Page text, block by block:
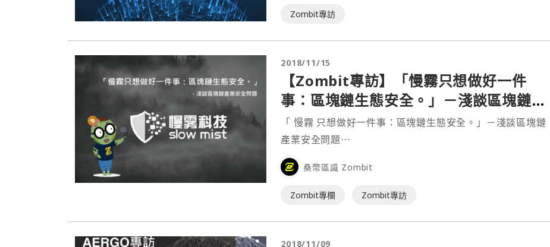
再回過頭去思考區塊鏈的本質，難免感到疑惑，「性能」這個
Zombit專訪
2018/11/15
【Zombit專訪】「慢霧只想做好一件
事：區塊鏈生態安全。」－淺談區塊鏈產
業安全問題
「 慢霧 只想做好一件事：區塊鏈生態安全。」－淺談區塊鏈
產業安全問題⋯
桑幣區識 Zombit
Zombit專欄 Zombit專訪
2018/11/09